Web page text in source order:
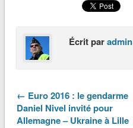
Écrit paradmin
← Euro 2016 : le gendarme
Daniel Nivel invité pour
Allemagne – Ukraine à Lille